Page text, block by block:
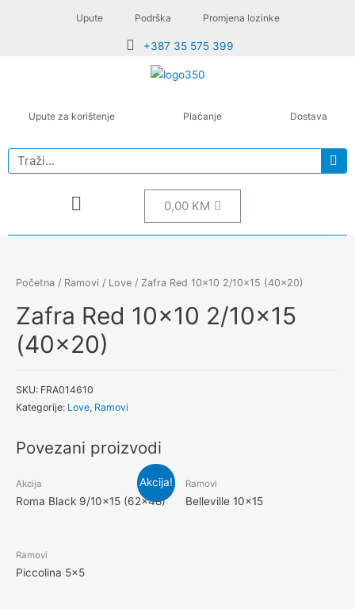
Upute Podrška Promjena lozinke
+387 35 575 399
Upute za korištenje Plaćanje Dostava
0,00 KM
Početna / Ramovi / Love / Zafra Red 10×10 2/10×15 (40×20)
Zafra Red 10×10 2/10×15
(40×20)
SKU: FRA014610
Kategorije: Love, Ramovi
Povezani proizvodi
Akcija!
Akcija
Roma Black 9/10×15 (62×48)
Ramovi
Belleville 10×15
Ramovi
Piccolina 5×5